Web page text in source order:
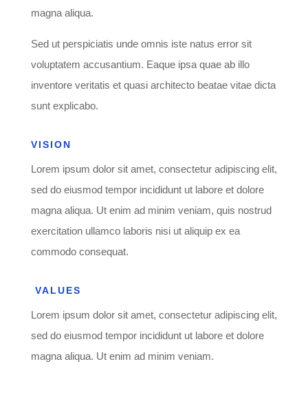
magna aliqua.
Sed ut perspiciatis unde omnis iste natus error sit
voluptatem accusantium. Eaque ipsa quae ab illo
inventore veritatis et quasi architecto beatae vitae dicta
sunt explicabo.
VISION
Lorem ipsum dolor sit amet, consectetur adipiscing elit,
sed do eiusmod tempor incididunt ut labore et dolore
magna aliqua. Ut enim ad minim veniam, quis nostrud
exercitation ullamco laboris nisi ut aliquip ex ea
commodo consequat.
VALUES
Lorem ipsum dolor sit amet, consectetur adipiscing elit,
sed do eiusmod tempor incididunt ut labore et dolore
magna aliqua. Ut enim ad minim veniam.